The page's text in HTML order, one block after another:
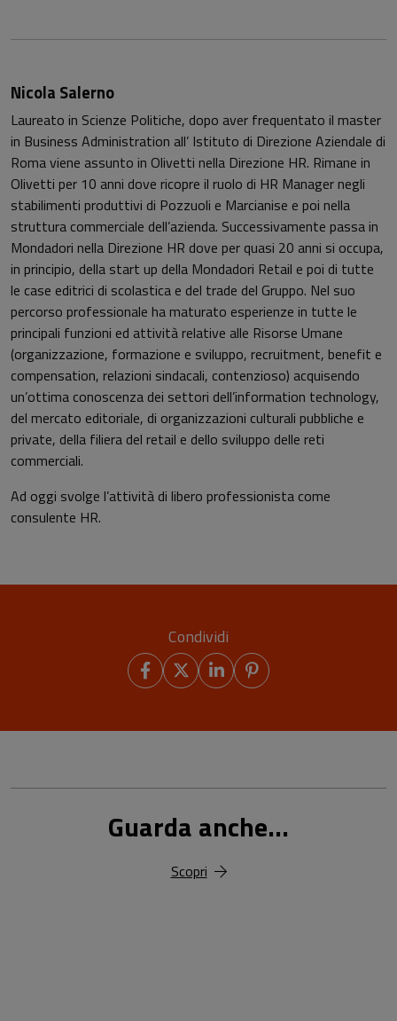
Nicola Salerno
Laureato in Scienze Politiche, dopo aver frequentato il master
in Business Administration all’ Istituto di Direzione Aziendale di
Roma viene assunto in Olivetti nella Direzione HR. Rimane in
Olivetti per 10 anni dove ricopre il ruolo di HR Manager negli
stabilimenti produttivi di Pozzuoli e Marcianise e poi nella
struttura commerciale dell’azienda. Successivamente passa in
Mondadori nella Direzione HR dove per quasi 20 anni si occupa,
in principio, della start up della Mondadori Retail e poi di tutte
le case editrici di scolastica e del trade del Gruppo. Nel suo
percorso professionale ha maturato esperienze in tutte le
principali funzioni ed attività relative alle Risorse Umane
(organizzazione, formazione e sviluppo, recruitment, benefit e
compensation, relazioni sindacali, contenzioso) acquisendo
un’ottima conoscenza dei settori dell’information technology,
del mercato editoriale, di organizzazioni culturali pubbliche e
private, della filiera del retail e dello sviluppo delle reti
commerciali.
Ad oggi svolge l’attività di libero professionista come
consulente HR.
Condividi
Guarda anche...
Scopri